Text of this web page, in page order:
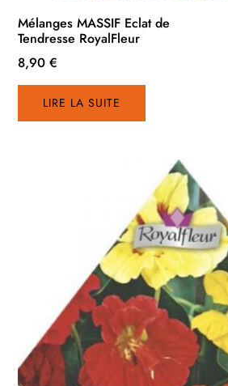
Mélanges MASSIF Eclat de
Tendresse RoyalFleur
8,90€
LIRE LA SUITE